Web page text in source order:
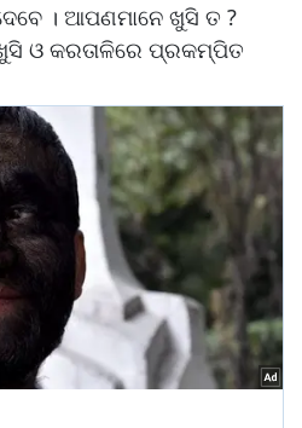
। ଆପଣମାନେ ଖୁସି ତ ?
ଓ କରତାଳିରେ ପ୍ରକମ୍ପିତ